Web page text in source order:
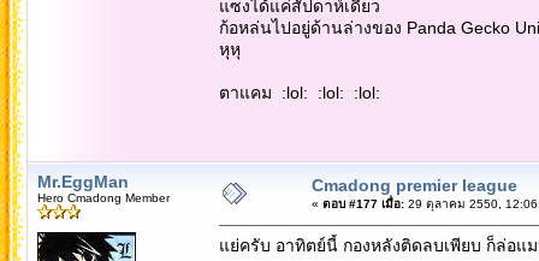
แซงได้แค่สัปดาห์เดียว
ก้อหล่นไปอยู่ด้านล่างของ Panda Gecko
หุหุ
ตาแคม :lol: :lol: :lol:
Mr.EggMan
Hero Cmadong Member
Cmadong premier league
« ตอบ #177 เมื่อ:29 ตุลาคม 2550,
แย่ครับ อาทิตย์นี้ กองหลังติดลบเพียบ ก็ล่อแ